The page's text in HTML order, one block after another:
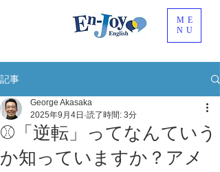
ME
NU
記事
⚾️「逆転」ってなんていう
か知っていますか？アメ
George Akasaka
2025年9月4日 読了時間: 3分